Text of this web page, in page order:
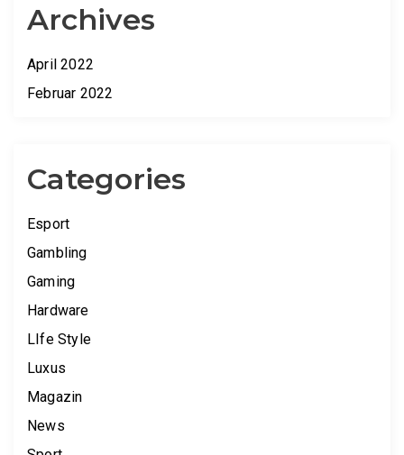
Archives
April 2022
Februar 2022
Categories
Esport
Gambling
Gaming
Hardware
LIfe Style
Luxus
Magazin
News